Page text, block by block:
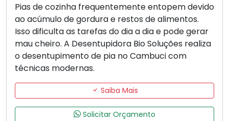
Pias de cozinha frequentemente entopem devido
ao acúmulo de gordura e restos de alimentos.
Isso dificulta as tarefas do dia a dia e pode gerar
mau cheiro. A Desentupidora Bio Soluções realiza
o desentupimento de pia no Cambuci com
técnicas modernas.
Saiba Mais
Solicitar Orçamento